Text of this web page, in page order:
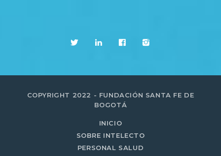
COPYRIGHT 2022 - FUNDACIÓN SANTA FE DE
BOGOTÁ
INICIO
SOBRE INTELECTO
PERSONAL SALUD